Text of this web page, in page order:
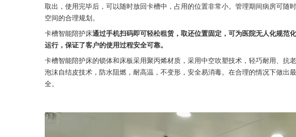
取出，使用完毕后，可以随时放回卡槽中，占用的位置非常小。管理期间病房可随
空间的合理规划。
卡槽智能陪护床通过手机扫码即可轻松租赁，取还位置固定，可为医院无人化规范
运行，保证了客户的使用过程安全可靠。
卡槽智能陪护床的锁体和床板采用聚丙烯材质，采用中空吹塑技术，轻巧耐用、抗
泡沫自结皮技术，防水阻燃，耐高温，不变形，安全易消毒。在合理的情况下做出
全。